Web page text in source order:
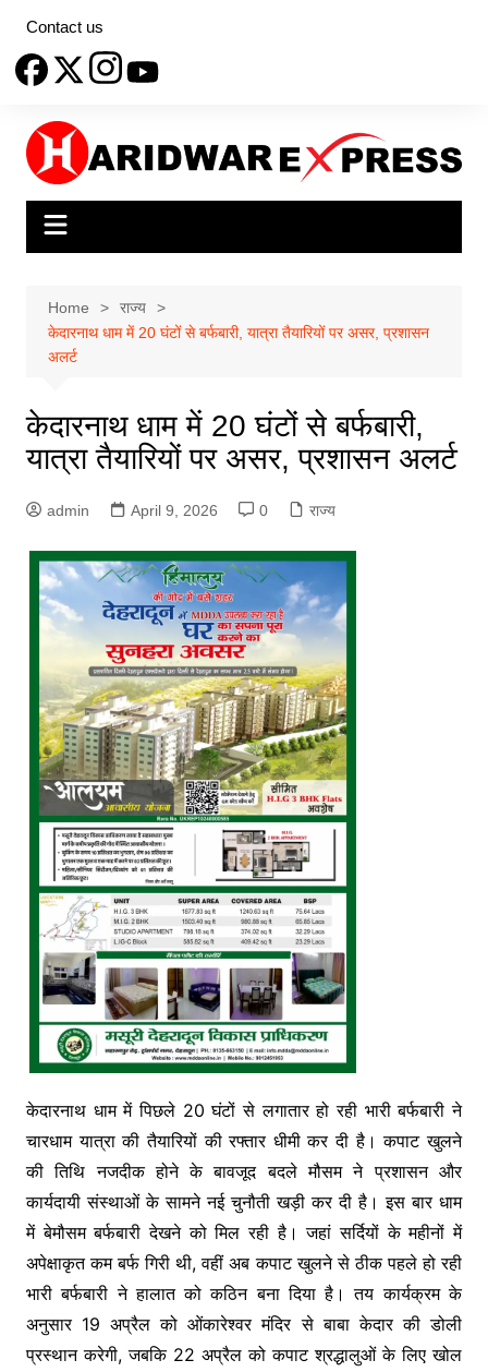
content
Contact us
Home
राज्य
केदारनाथ धाम में 20 घंटों से बर्फबारी, यात्रा तैयारियों पर असर, प्रशासन
अलर्ट
केदारनाथ धाम में 20 घंटों से बर्फबारी,
यात्रा तैयारियों पर असर, प्रशासन अलर्ट
admin April 9, 2026 0 राज्य
केदारनाथ धाममें पिछले 20 घंटों से लगातार हो रही भारी बर्फबारी ने
चारधाम यात्रा की तैयारियों की रफ्तार धीमी कर दी है। कपाट खुलने
की तिथि नजदीक होने के बावजूद बदले मौसम ने प्रशासन और
कार्यदायी संस्थाओं के सामने नई चुनौती खड़ी कर दी है। इस बार धाम
में बेमौसम बर्फबारी देखने को मिल रही है। जहां सर्दियों के महीनों में
अपेक्षाकृत कम बर्फ गिरी थी, वहीं अब कपाट खुलने से ठीक पहले हो रही
भारी बर्फबारी ने हालात को कठिन बना दिया है। तय कार्यक्रम के
अनुसार 19 अप्रैल कोओंकारेश्वर मंदिरसे बाबा केदार की डोली
प्रस्थान करेगी, जबकि 22 अप्रैल को कपाट श्रद्धालुओं के लिए खोल